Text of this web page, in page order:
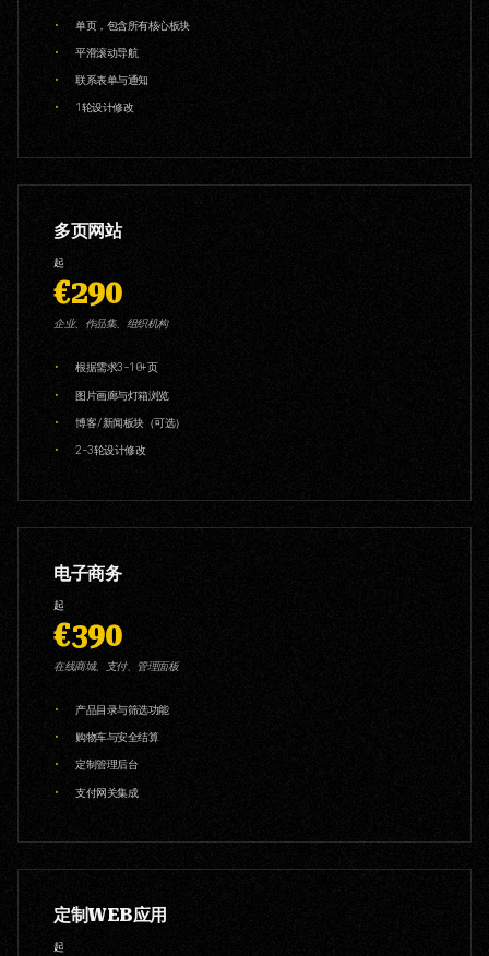
单页，包含所有核心板块
平滑滚动导航
联系表单与通知
1轮设计修改
多页网站
起
€290
企业、作品集、组织机构
根据需求3-10+页
图片画廊与灯箱浏览
博客/新闻板块（可选）
2-3轮设计修改
电子商务
起
€390
在线商城、支付、管理面板
产品目录与筛选功能
购物车与安全结算
定制管理后台
支付网关集成
定制WEB应用
起